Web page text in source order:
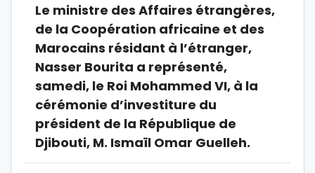
Le ministre des Affaires étrangères,
de la Coopération africaine et des
Marocains résidant à l’étranger,
Nasser Bourita a représenté,
samedi, le Roi Mohammed VI, à la
cérémonie d’investiture du
président de la République de
Djibouti, M. Ismaïl Omar Guelleh.